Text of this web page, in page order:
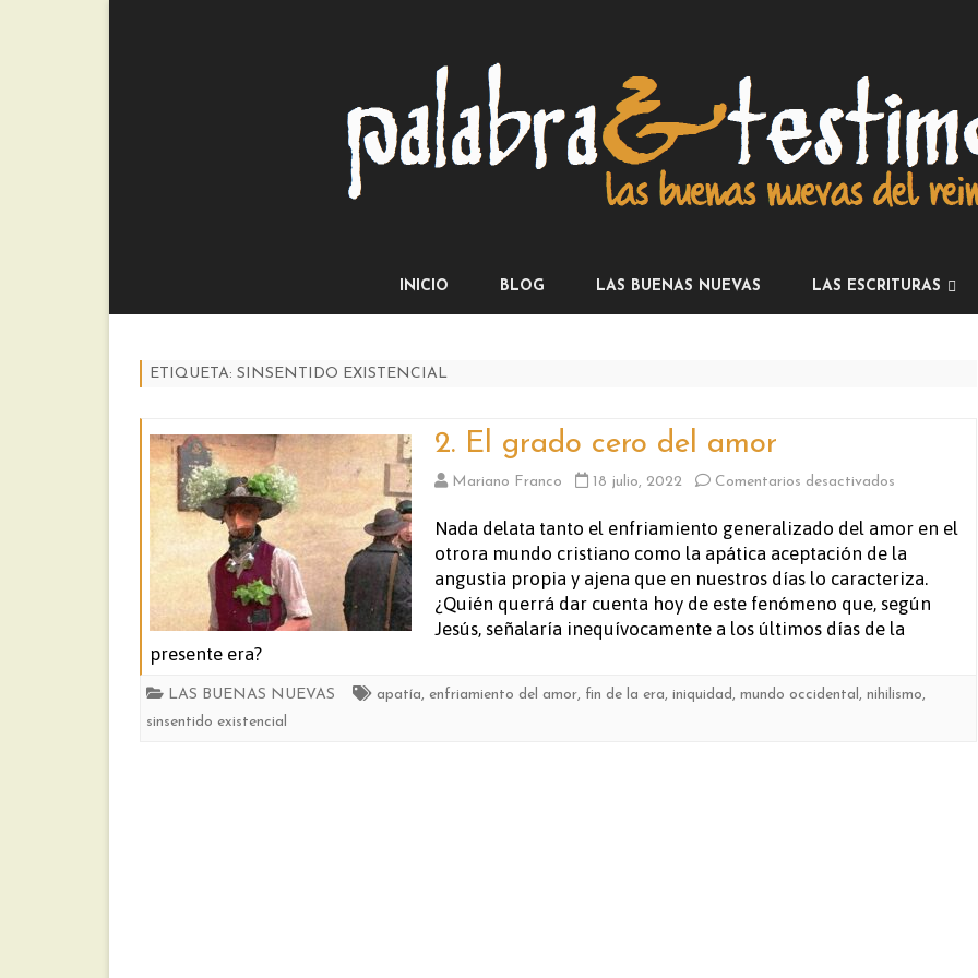
to
INICIO BLOG LAS BUENAS NUEVAS LAS ESCRITURAS
ETIQUETA: SINSENTIDO EXISTENCIAL
2. El grado cero del amor
Mariano Franco 18 julio, 2022 Comentarios desactivados
El
grado
cero
Nada delata tanto el enfriamiento generalizado del amor en el
otrora mundo cristiano como la apática aceptación de la
angustia propia y ajena que en nuestros días lo caracteriza.
¿Quién querrá dar cuenta hoy de este fenómeno que, según
Jesús, señalaría inequívocamente a los últimos días de la
presente era?
LAS BUENAS NUEVAS apatía, enfriamiento del amor, fin de la era, iniquidad, mundo occidental, nihilismo,
sinsentido existencial